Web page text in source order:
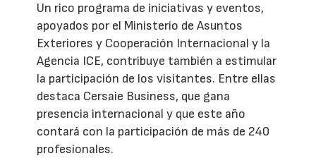
Un rico programa de iniciativas y eventos,
apoyados por el Ministerio de Asuntos
Exteriores y Cooperación Internacional y la
Agencia ICE, contribuye también a estimular
la participación de los visitantes. Entre ellas
destaca Cersaie Business, que gana
presencia internacional y que este año
contará con la participación de más de 240
profesionales.